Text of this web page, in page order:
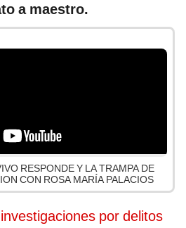
a maestro.
RESPONDE Y LA TRAMPA DE
CON ROSA MARÍA PALACIOS
por delitos